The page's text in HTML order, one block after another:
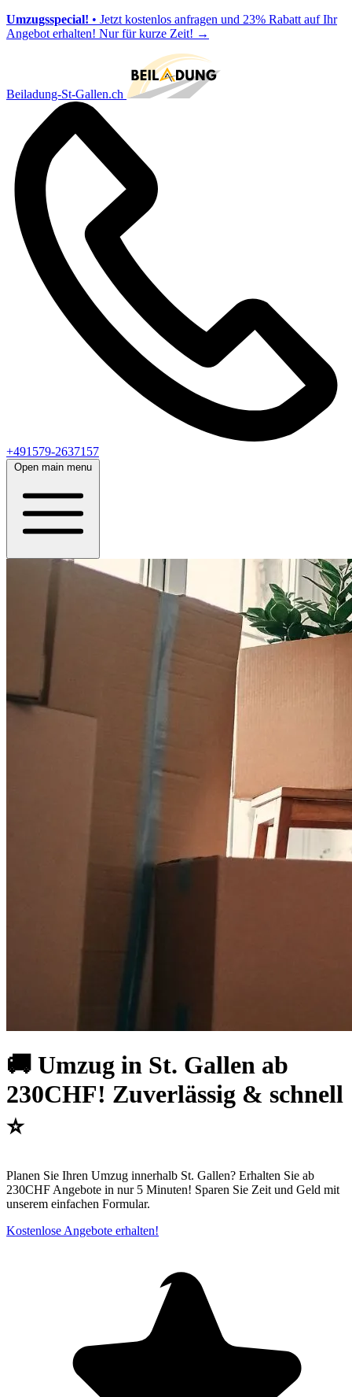
Umzugsspecial! • Jetzt kostenlos anfragen und 23% Rabatt auf Ihr
Angebot erhalten! Nur für kurze Zeit! →
Beiladung-St-Gallen.ch
+491579-2637157
Open main menu
🚚 Umzug in St. Gallen ab
230CHF! Zuverlässig & schnell
⭐
Planen Sie Ihren Umzug innerhalb St. Gallen? Erhalten Sie ab
230CHF Angebote in nur 5 Minuten! Sparen Sie Zeit und Geld mit
unserem einfachen Formular.
Kostenlose Angebote erhalten!